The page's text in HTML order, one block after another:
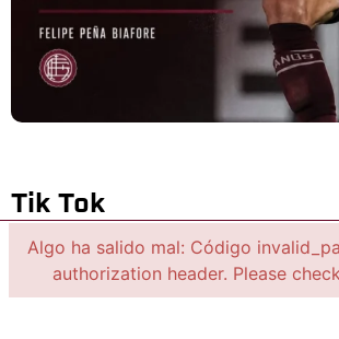
Tik Tok
Algo ha salido mal: Código
authorization header. Please